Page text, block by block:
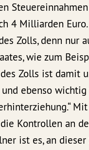
4 Milliarden Euro.
Zolls, denn nur
wie zum
Zolls ist damit
ebenso
Kontrollen an
ist es, an